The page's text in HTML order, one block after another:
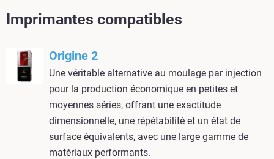
Imprimantes compatibles
Origine 2
Une véritable alternative au moulage par injection
pour la production économique en petites et
moyennes séries, offrant une exactitude
dimensionnelle, une répétabilité et un état de
surface équivalents, avec une large gamme de
matériaux performants.